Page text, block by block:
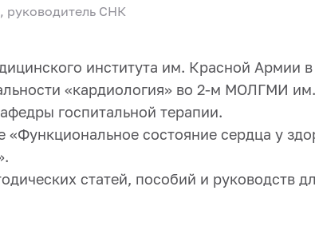
руководитель СНК
института им. Красной Армии в
«кардиология» во 2-м МОЛГМИ
госпитальной терапии.
состояние сердца у
статей, пособий и руководств